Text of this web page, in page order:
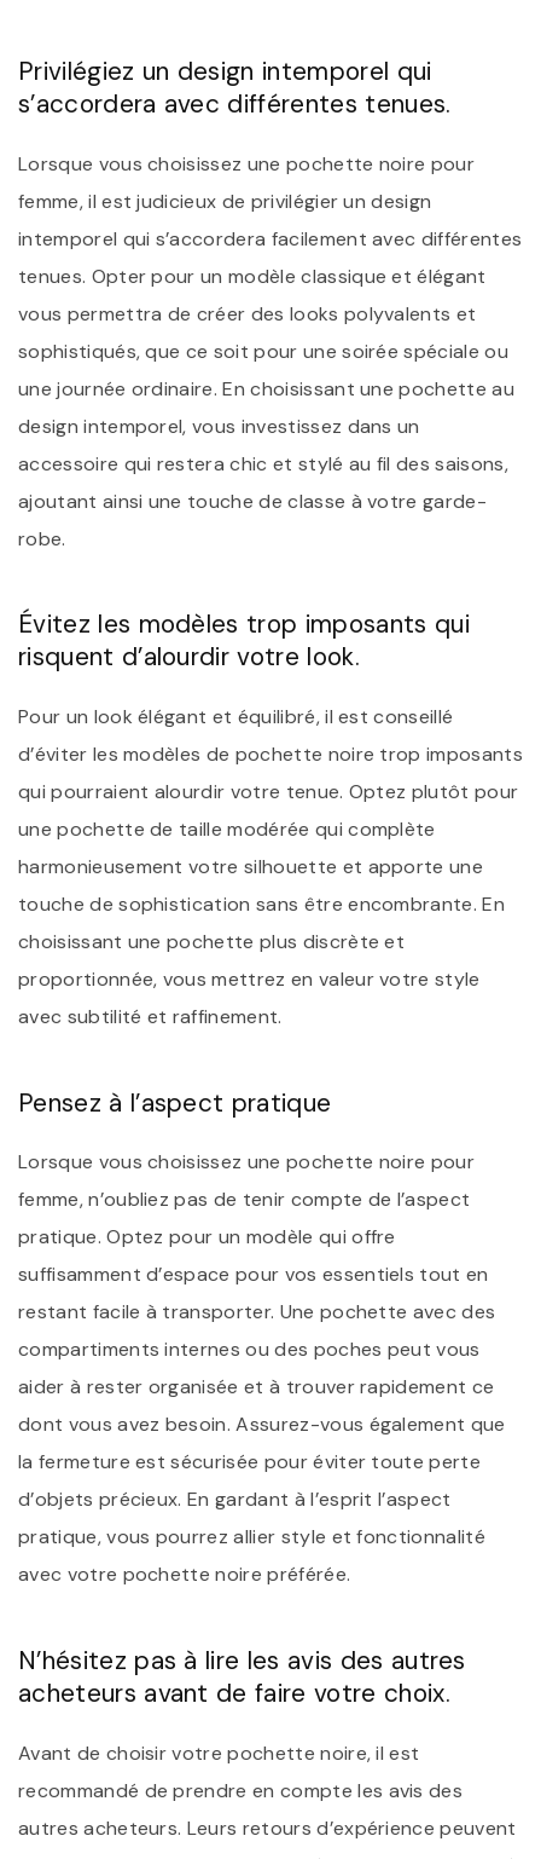
Privilégiez un design intemporel qui
s’accordera avec différentes tenues.
Lorsque vous choisissez une pochette noire pour
femme, il est judicieux de privilégier un design
intemporel qui s’accordera facilement avec différentes
tenues. Opter pour un modèle classique et élégant
vous permettra de créer des looks polyvalents et
sophistiqués, que ce soit pour une soirée spéciale ou
une journée ordinaire. En choisissant une pochette au
design intemporel, vous investissez dans un
accessoire qui restera chic et stylé au fil des saisons,
ajoutant ainsi une touche de classe à votre garde-
robe.
Évitez les modèles trop imposants qui
risquent d’alourdir votre look.
Pour un look élégant et équilibré, il est conseillé
d’éviter les modèles de pochette noire trop imposants
qui pourraient alourdir votre tenue. Optez plutôt pour
une pochette de taille modérée qui complète
harmonieusement votre silhouette et apporte une
touche de sophistication sans être encombrante. En
choisissant une pochette plus discrète et
proportionnée, vous mettrez en valeur votre style
avec subtilité et raffinement.
Pensez à l’aspect pratique
Lorsque vous choisissez une pochette noire pour
femme, n’oubliez pas de tenir compte de l’aspect
pratique. Optez pour un modèle qui offre
suffisamment d’espace pour vos essentiels tout en
restant facile à transporter. Une pochette avec des
compartiments internes ou des poches peut vous
aider à rester organisée et à trouver rapidement ce
dont vous avez besoin. Assurez-vous également que
la fermeture est sécurisée pour éviter toute perte
d’objets précieux. En gardant à l’esprit l’aspect
pratique, vous pourrez allier style et fonctionnalité
avec votre pochette noire préférée.
N’hésitez pas à lire les avis des autres
acheteurs avant de faire votre choix.
Avant de choisir votre pochette noire, il est
recommandé de prendre en compte les avis des
autres acheteurs. Leurs retours d’expérience peuvent